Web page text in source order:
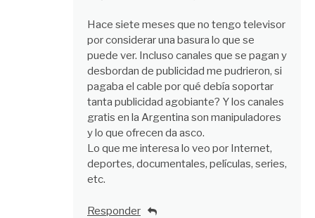
Hace siete meses que no tengo televisor
por considerar una basura lo que se
puede ver. Incluso canales que se pagan y
desbordan de publicidad me pudrieron, si
pagaba el cable por qué debía soportar
tanta publicidad agobiante? Y los canales
gratis en la Argentina son manipuladores
y lo que ofrecen da asco.
Lo que me interesa lo veo por Internet,
deportes, documentales, películas, series,
etc.
Responder